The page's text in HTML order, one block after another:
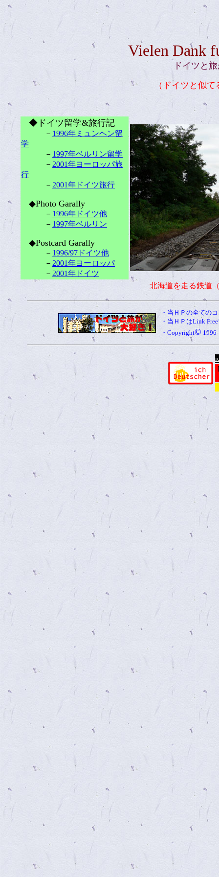
Vielen Dank
ドイツと
（ドイツと似
◆ドイツ留学&旅行記
－ 1996年ミュンヘン留
学
－ 1997年ベルリン留学
－ 2001年ヨーロッパ旅
行
－ 2001年ドイツ旅行
◆Photo Garally
－ 1996年ドイツ他
－ 1997年ベルリン
◆Postcard Garally
－ 1996/97ドイツ他
－ 2001年ヨーロッパ
－ 2001年ドイツ
北海道を走る鉄道
・当ＨＰの全ての
・当ＨＰはLink
・Copyright©
[